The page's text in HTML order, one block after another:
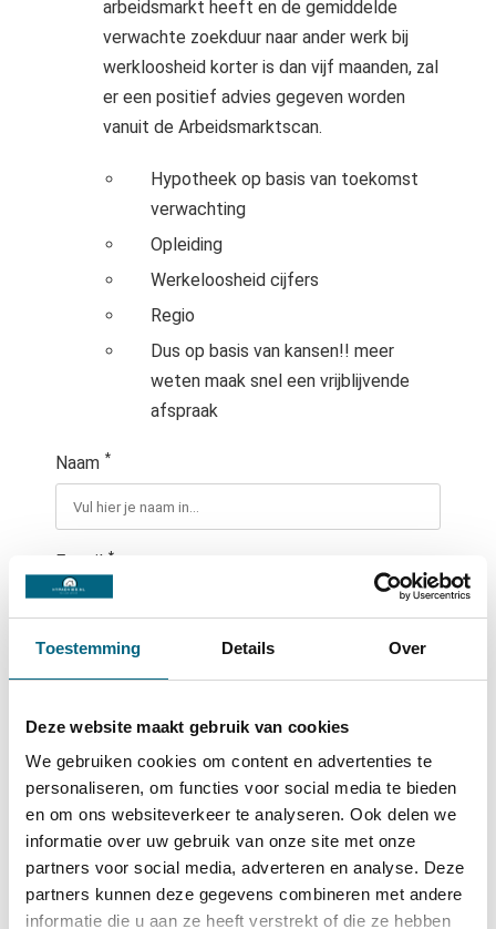
Toestemming Details Over
Deze website maakt gebruik van cookies
We gebruiken cookies om content en advertenties te
personaliseren, om functies voor social media te bieden
en om ons websiteverkeer te analyseren. Ook delen we
informatie over uw gebruik van onze site met onze
partners voor social media, adverteren en analyse. Deze
partners kunnen deze gegevens combineren met andere
informatie die u aan ze heeft verstrekt of die ze hebben
arbeidsmarkt heeft en de gemiddelde
verwachte zoekduur naar ander werk bij
werkloosheid korter is dan vijf maanden, zal
er een positief advies gegeven worden
vanuit de Arbeidsmarktscan.
Hypotheek op basis van toekomst
verwachting
Opleiding
Werkeloosheid cijfers
Regio
Dus op basis van kansen!! meer
weten maak snel een vrijblijvende
afspraak
Naam *
E-mail *
Telefoon *
Opmerking